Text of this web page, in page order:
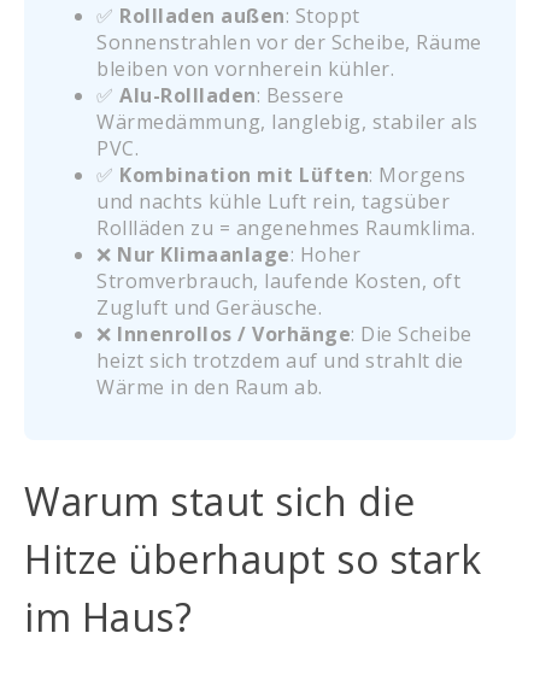
✅ Rollladen außen: Stoppt
Sonnenstrahlen vor der Scheibe, Räume
bleiben von vornherein kühler.
✅ Alu-Rollladen: Bessere
Wärmedämmung, langlebig, stabiler als
PVC.
✅ Kombination mit Lüften: Morgens
und nachts kühle Luft rein, tagsüber
Rollläden zu = angenehmes Raumklima.
❌ Nur Klimaanlage: Hoher
Stromverbrauch, laufende Kosten, oft
Zugluft und Geräusche.
❌ Innenrollos / Vorhänge: Die Scheibe
heizt sich trotzdem auf und strahlt die
Wärme in den Raum ab.
Warum staut sich die
Hitze überhaupt so stark
im Haus?